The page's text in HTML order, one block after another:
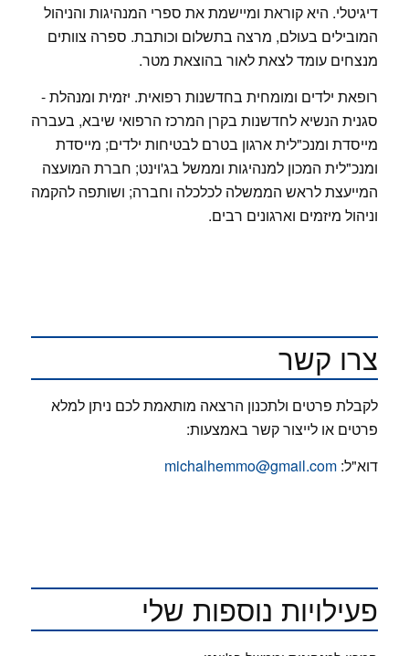
דיגיטלי. היא קוראת ומיישמת את ספרי המנהיגות והניהול
המובילים בעולם, מרצה בתשלום וכותבת. ספרה צוותים
מנצחים עומד לצאת לאור בהוצאת מטר.
רופאת ילדים ומומחית בחדשנות רפואית. יזמית ומנהלת -
סגנית הנשיא לחדשנות בקרן המרכז הרפואי שיבא, בעברה
מייסדת ומנכ"לית ארגון בטרם לבטיחות ילדים; מייסדת
ומנכ"לית המכון למנהיגות וממשל בג'וינט; חברת המועצה
המייעצת לראש הממשלה לכלכלה וחברה; ושותפה להקמה
וניהול מיזמים וארגונים רבים.
צרו קשר
לקבלת פרטים ולתכנון הרצאה מותאמת לכם ניתן למלא
פרטים או לייצור קשר באמצעות:
דוא"ל: michalhemmo@gmail.com
פעילויות נוספות שלי